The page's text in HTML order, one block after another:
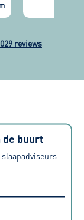
reviews
de buurt
slaapadviseurs